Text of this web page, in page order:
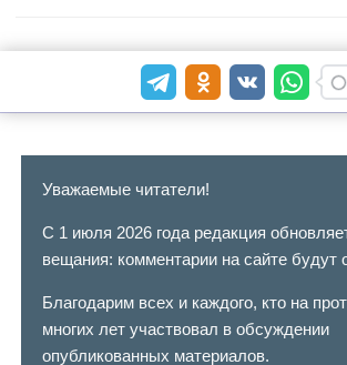
Уважаемые читатели!
С 1 июля 2026 года редакция
вещания: комментарии на сайте будут
Благодарим всех и каждого, кто на
многих лет участвовал в обсуждении
опубликованных материалов.